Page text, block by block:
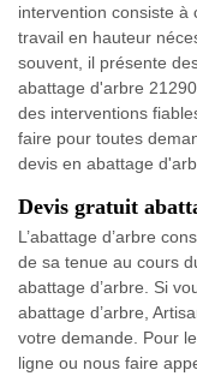
intervention consiste à
travail en hauteur
souvent, il présente
abattage d'arbre
des interventions
faire pour toutes
devis en abattage
Devis gratuit
L’abattage d’arbre
de sa tenue au cours
abattage d’arbre. Si
abattage d’arbre,
votre demande. Pour
ligne ou nous faire